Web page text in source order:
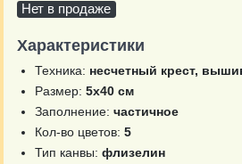
Нет в продаже
Характеристики
Техника: несчетный крест,
Размер: 5х40 см
Заполнение: частичное
Кол-во цветов: 5
Тип канвы: флизелин